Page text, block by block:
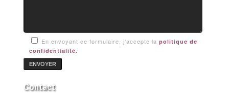
En envoyant ce formulaire, j'accepte la politique de
confidentialité.
Contact